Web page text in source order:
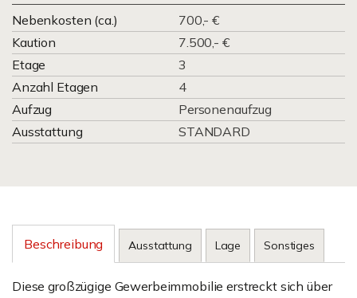
Nebenkosten (ca.)
700,- €
Kaution
7.500,- €
Etage
3
Anzahl Etagen
4
Aufzug
Personenaufzug
Ausstattung
STANDARD
Beschreibung Ausstattung Lage Sonstiges
Diese großzügige Gewerbeimmobilie erstreckt sich über